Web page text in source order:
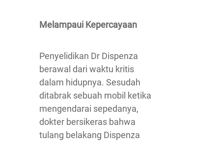
Melampaui Kepercayaan
Penyelidikan Dr Dispenza
berawal dari waktu kritis
dalam hidupnya. Sesudah
ditabrak sebuah mobil ketika
mengendarai sepedanya,
dokter bersikeras bahwa
tulang belakang Dispenza